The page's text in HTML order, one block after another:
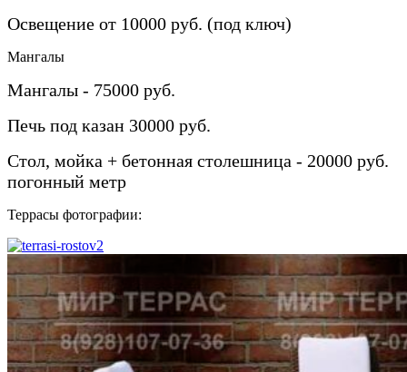
Освещение от 10000 руб. (под ключ)
Мангалы
Мангалы - 75000 руб.
Печь под казан 30000 руб.
Стол, мойка + бетонная столешница - 20000 руб.
погонный метр
Террасы фотографии: